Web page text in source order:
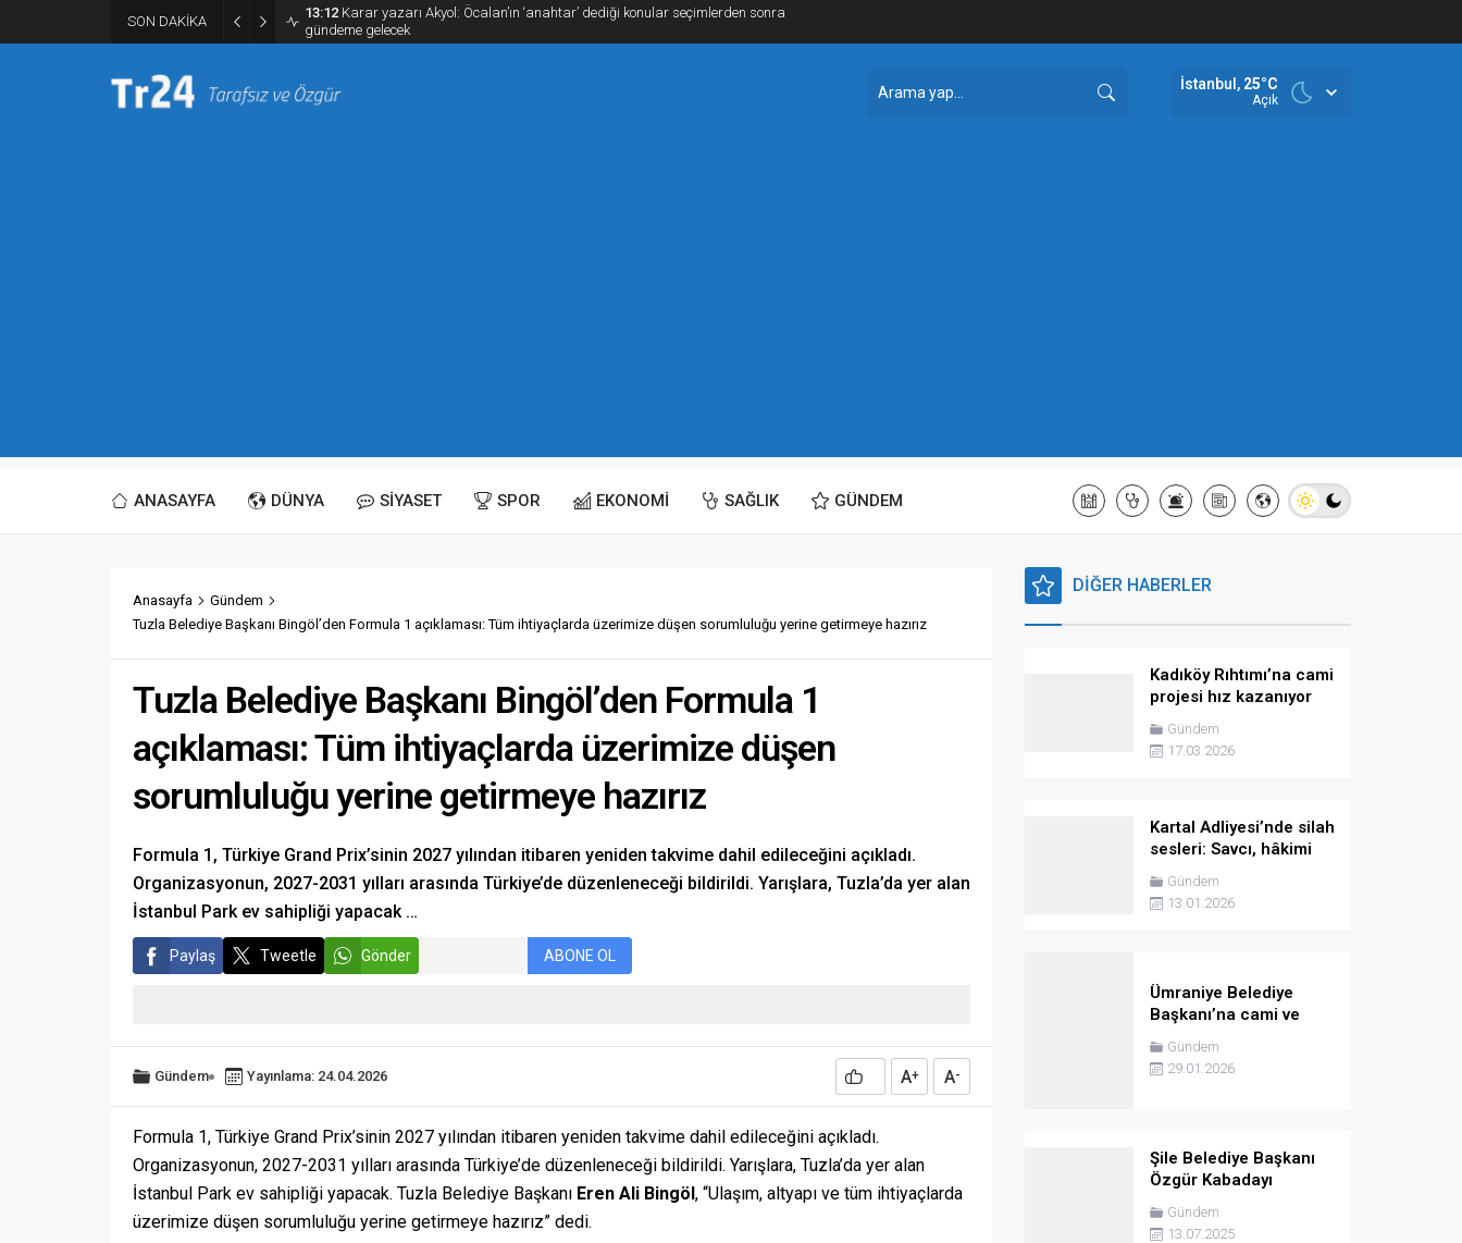
SON DAKİKA
13:00 Kuşadası Belediyesi ile bağlantılı ‘rüşvet’ ve ‘irtikap’ soruşturmasında 15
şüpheli yakalandı
İstanbul, 25°C
Açık
ANASAYFA DÜNYA SİYASET SPOR EKONOMİ SAĞLIK GÜNDEM
Anasayfa
Gündem
Tuzla Belediye Başkanı Bingöl’den Formula 1 açıklaması: Tüm ihtiyaçlarda üzerimize düşen sorumluluğu yerine getirmeye hazırız
Tuzla Belediye Başkanı Bingöl’den Formula 1
açıklaması: Tüm ihtiyaçlarda üzerimize düşen
sorumluluğu yerine getirmeye hazırız
Formula 1, Türkiye Grand Prix’sinin 2027 yılından itibaren yeniden takvime dahil edileceğini açıkladı.
Organizasyonun, 2027-2031 yılları arasında Türkiye’de düzenleneceği bildirildi. Yarışlara, Tuzla’da yer alan
İstanbul Park ev sahipliği yapacak …
Paylaş Tweetle Gönder ABONE OL
Gündem Yayınlama: 24.04.2026 A+ A-
Formula 1, Türkiye Grand Prix’sinin 2027 yılından itibaren yeniden takvime dahil edileceğini açıkladı.
Organizasyonun, 2027-2031 yılları arasında Türkiye’de düzenleneceği bildirildi. Yarışlara, Tuzla’da yer alan
İstanbul Park ev sahipliği yapacak. Tuzla Belediye Başkanı Eren Ali Bingöl, “Ulaşım, altyapı ve tüm ihtiyaçlarda
üzerimize düşen sorumluluğu yerine getirmeye hazırız” dedi.
DİĞER HABERLER
Kadıköy Rıhtımı’na cami
projesi hız kazanıyor
Gündem
17.03.2026
Kartal Adliyesi’nde silah
sesleri: Savcı, hâkimi
Gündem
13.01.2026
Ümraniye Belediye
Başkanı’na cami ve
Kuran kursu için
protokol imzalama
yetkisi
Gündem
29.01.2026
Şile Belediye Başkanı
Özgür Kabadayı
adliyeye sevk edildi
Gündem
13.07.2025